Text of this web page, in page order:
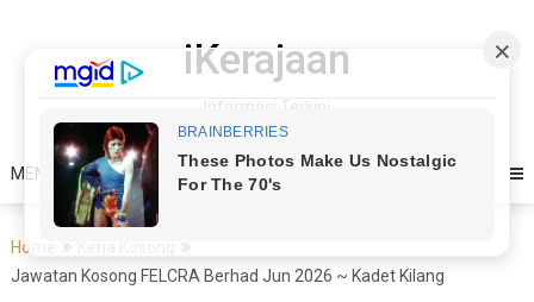
iKerajaan
Informasi Terkini
MENU
Home
Kerja Kosong
Jawatan Kosong FELCRA Berhad Jun 2026 ~ Kadet Kilang